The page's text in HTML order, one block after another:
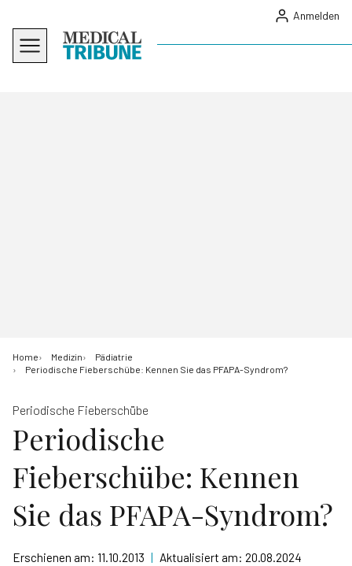
Anmelden
Home Medizin
Pädiatrie
Periodische Fieberschübe: Kennen Sie das PFAPA-Syndrom?
Periodische Fieberschübe
Periodische
Fieberschübe: Kennen
Sie das PFAPA-Syndrom?
Erschienen am: 11.10.2013 | Aktualisiert am: 20.08.2024